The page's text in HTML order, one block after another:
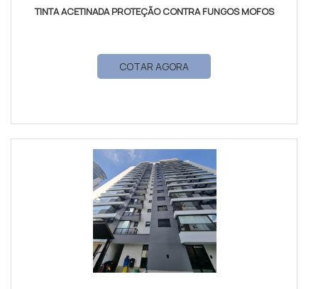
A grande sacada foi trocar o solvente químico por...
continua sendo uma tinta esmalte, ou seja, forma
aquela película protetora super-resistente e lavável,
fórmula, que ficou mais inteligente, mais prática e,
convenhamos, bem mais agradável de usar.
POR QUE TODO MUNDO TÁ
TROCANDO? AS VANTAGENS NA
PRÁTICA
Não é modinha, não. A galera tá migrando pra ela por
motivos bem concretos. Um erro comum que vemos
TINTA ACETINADA PROTEÇÃO CONTRA FUNGOS MOFOS
COTAR AGORA